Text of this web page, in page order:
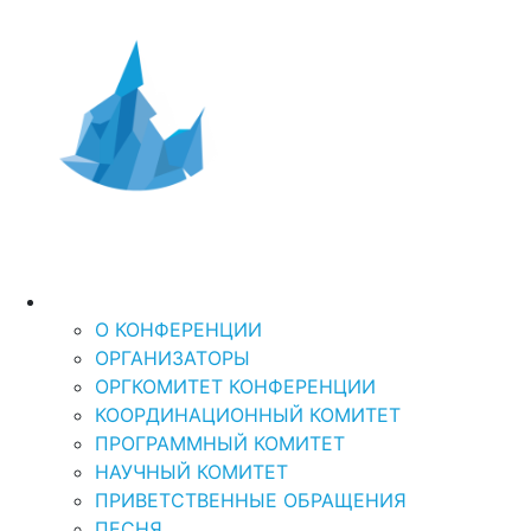
О КОНФЕРЕНЦИИ
ОРГАНИЗАТОРЫ
ОРГКОМИТЕТ КОНФЕРЕНЦИИ
КООРДИНАЦИОННЫЙ КОМИТЕТ
ПРОГРАММНЫЙ КОМИТЕТ
НАУЧНЫЙ КОМИТЕТ
ПРИВЕТСТВЕННЫЕ ОБРАЩЕНИЯ